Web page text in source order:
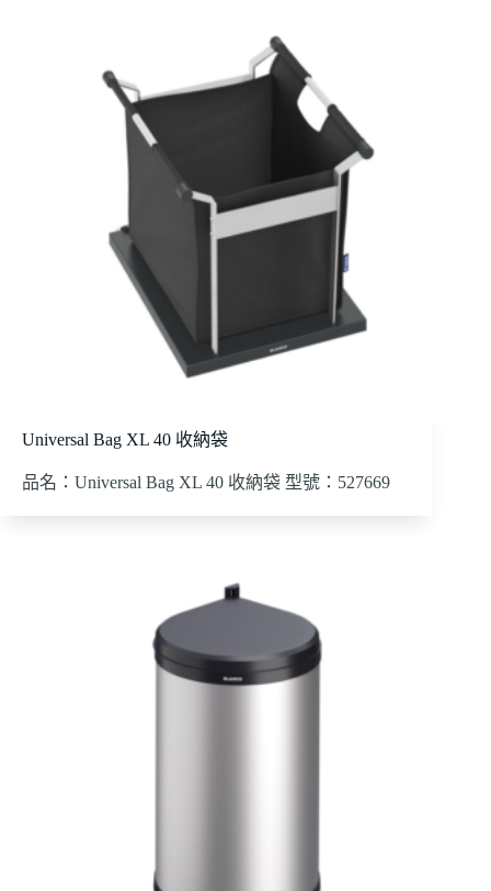
Universal Bag XL 40 收納袋
品名：Universal Bag XL 40 收納袋 型號：527669